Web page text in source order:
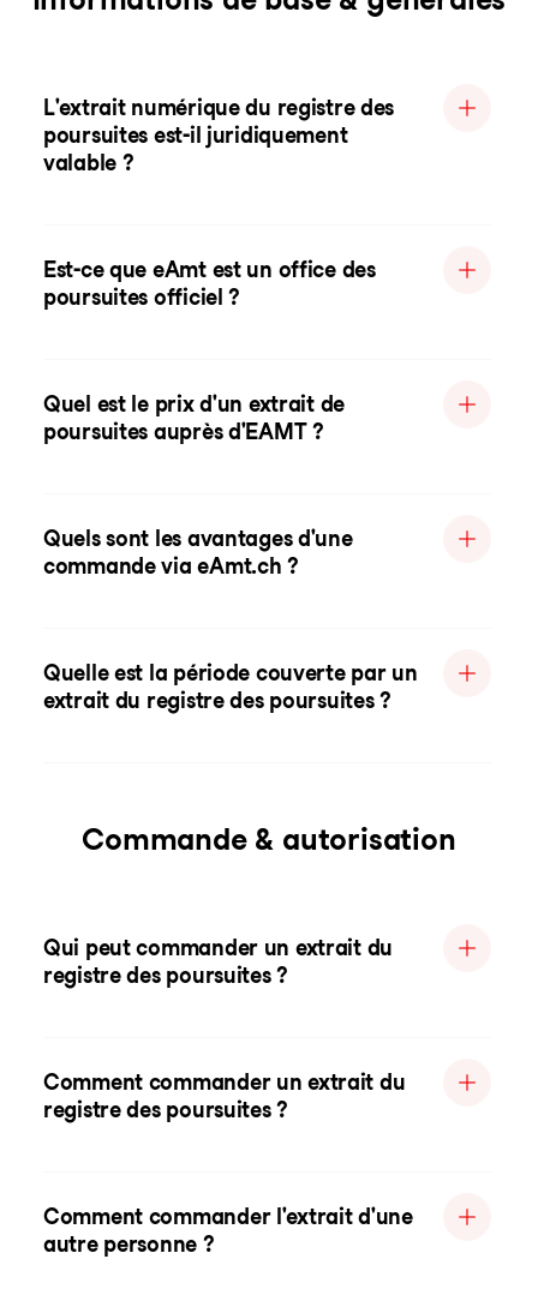
L'extrait numérique du registre des
poursuites est-il juridiquement
valable ?
Est-ce que eAmt est un office des
poursuites officiel ?
Quel est le prix d'un extrait de
poursuites auprès d'EAMT ?
Quels sont les avantages d'une
commande via eAmt.ch ?
Quelle est la période couverte par un
extrait du registre des poursuites ?
Commande & autorisation
Qui peut commander un extrait du
registre des poursuites ?
Comment commander un extrait du
registre des poursuites ?
Comment commander l'extrait d'une
autre personne ?